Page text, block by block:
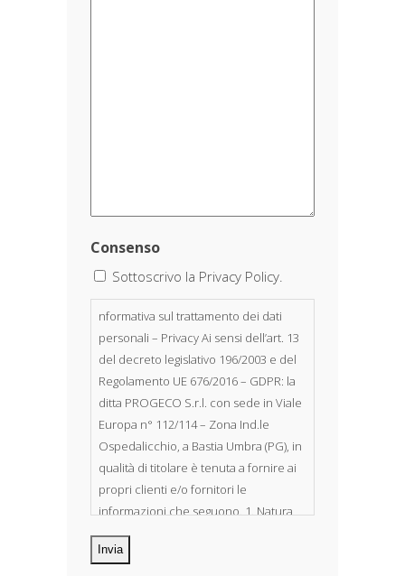
Consenso
Sottoscrivo la Privacy Policy.
nformativa sul trattamento dei dati
personali – Privacy Ai sensi dell’art. 13
del decreto legislativo 196/2003 e del
Regolamento UE 676/2016 – GDPR: la
ditta PROGECO S.r.l. con sede in Viale
Europa n° 112/114 – Zona Ind.le
Ospedalicchio, a Bastia Umbra (PG), in
qualità di titolare è tenuta a fornire ai
propri clienti e/o fornitori le
informazioni che seguono. 1. Natura
dei dati personali Costituiscono
oggetto di trattamento i Suoi dati